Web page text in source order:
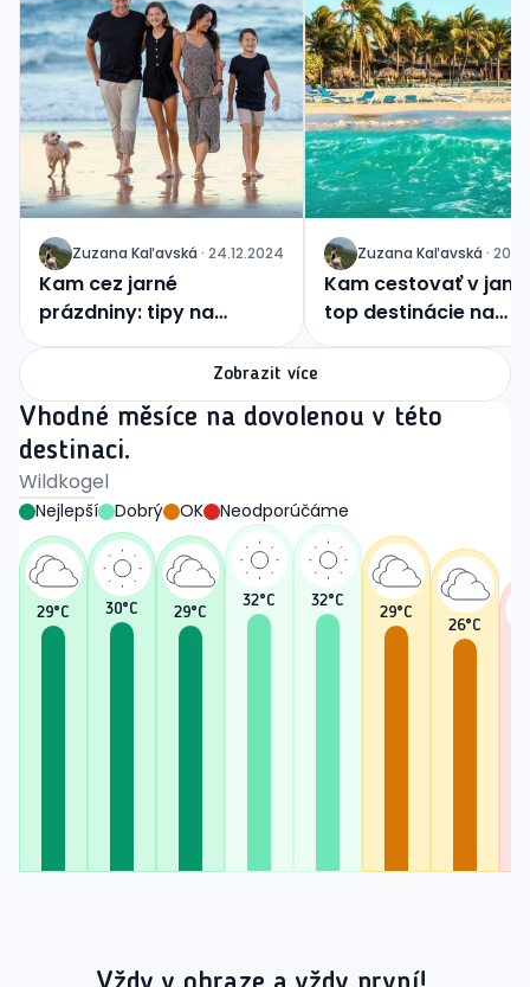
J Zuzana Kaľavská · 24.12.2024
Kam cez jarné
prázdniny: tipy na
rodinnú dovolenku
J Zuzana Kaľavská ·
Kam cestovať v
top destinácie na
začiatok roka
Zobrazit více
Vhodné měsíce na dovolenou v této
destinaci.
Wildkogel
Nejlepší Dobrý OK Neodporúčáme
29°C 30°C 29°C
32°C 32°C
29°C
26°C